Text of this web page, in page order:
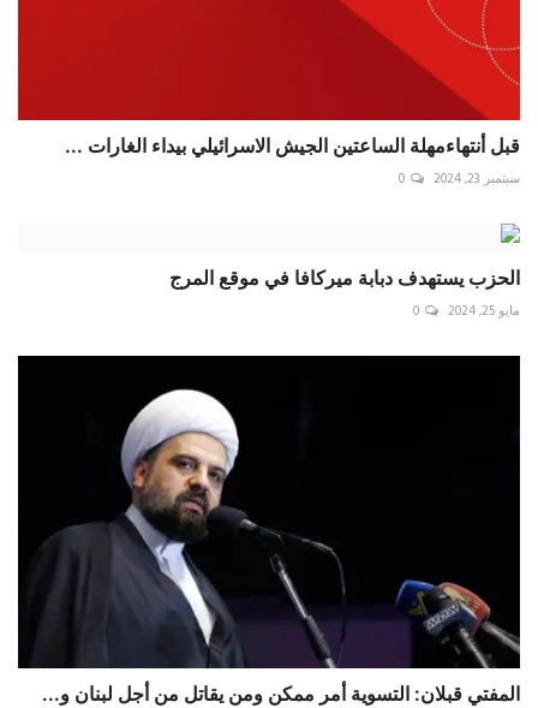
قبل أنتهاءمهلة الساعتين الجيش الاسرائيلي بيداء الغارات ...
سبتمبر 23, 2024 0
الحزب يستهدف دبابة ميركافا في موقع المرج
مايو 25, 2024 0
المفتي قبلان: التسوية أمر ممكن ومن يقاتل من أجل لبنان و...